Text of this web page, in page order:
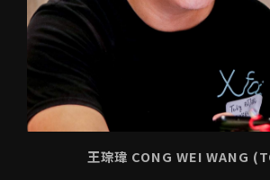
王琮瑋 CONG WEI WANG